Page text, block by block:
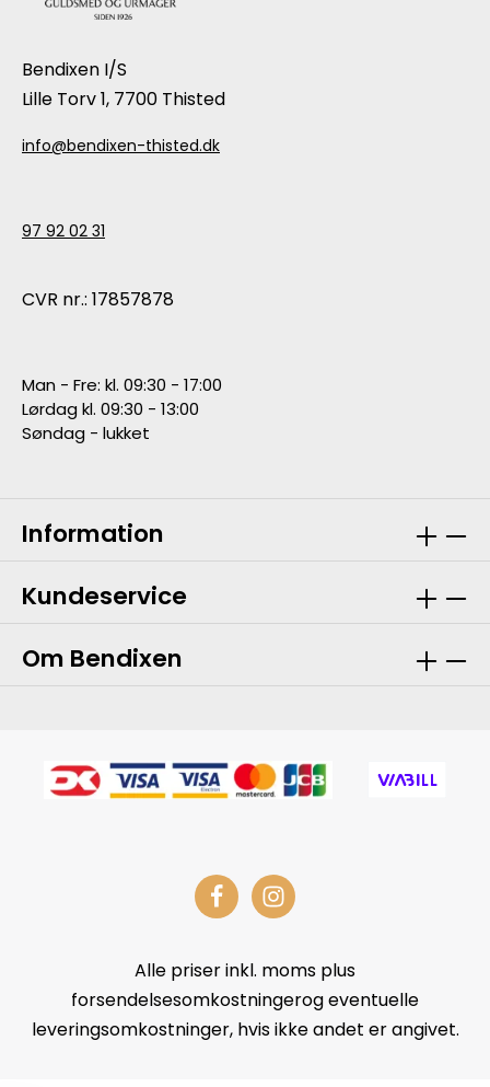
Bendixen I/S
Lille Torv 1, 7700 Thisted
info@bendixen-thisted.dk
97 92 02 31
CVR nr.: 17857878
Man - Fre: kl. 09:30 - 17:00
Lørdag kl. 09:30 - 13:00
Søndag - lukket
Information
Kundeservice
Om Bendixen
Alle priser inkl. moms plus
forsendelsesomkostningerog eventuelle
leveringsomkostninger, hvis ikke andet er angivet.